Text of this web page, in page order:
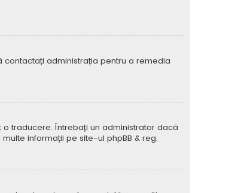
contactați administrația pentru a remedia
traducere. Întrebați un administrator dacă
multe informații pe site-ul phpBB & reg;